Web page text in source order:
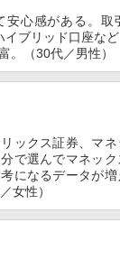
心感がある。取
イブリッド口座な
。（30代／男性）
ックス証券、マ
で選んでマネッ
になるデータが
女性）